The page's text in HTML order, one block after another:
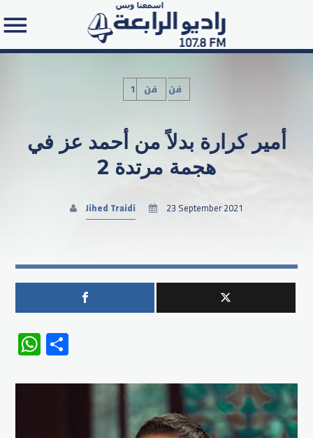
Search in the website:
1فن فن
أمير كرارة بدلاً من أحمد عز في
هجمة مرتدة 2
Jihed Traidi 23 September 2021
WhatsApp